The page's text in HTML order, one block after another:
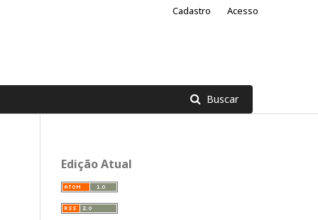
Buscar
Cadastro Acesso
Edição Atual